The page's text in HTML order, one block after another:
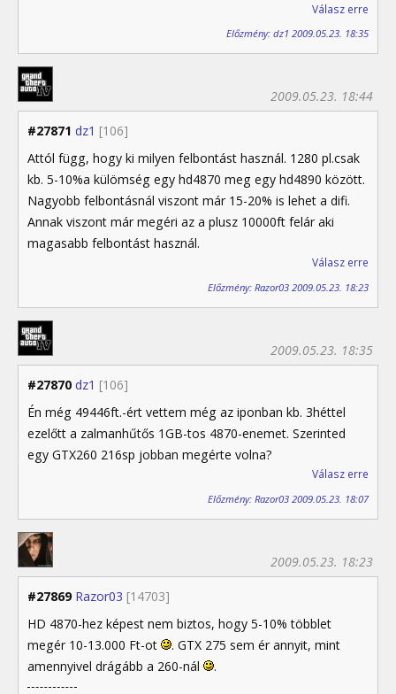
Válasz erre
Előzmény: dz1 2009.05.23. 18:35
#27871 dz1 [106]
2009.05.23. 18:44
Attól függ, hogy ki milyen felbontást használ. 1280 pl.csak
kb. 5-10%a külömség egy hd4870 meg egy hd4890 között.
Nagyobb felbontásnál viszont már 15-20% is lehet a difi.
Annak viszont már megéri az a plusz 10000ft felár aki
magasabb felbontást használ.
Válasz erre
Előzmény: Razor03 2009.05.23. 18:23
#27870 dz1 [106]
2009.05.23. 18:35
Én még 49446ft.-ért vettem még az iponban kb. 3héttel
ezelőtt a zalmanhűtős 1GB-tos 4870-enemet. Szerinted
egy GTX260 216sp jobban megérte volna?
Válasz erre
Előzmény: Razor03 2009.05.23. 18:07
#27869 Razor03 [14703]
2009.05.23. 18:23
HD 4870-hez képest nem biztos, hogy 5-10% többlet
megér 10-13.000 Ft-ot
. GTX 275 sem ér annyit, mint
amennyivel drágább a 260-nál
.